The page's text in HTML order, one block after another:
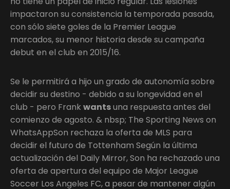
impactaron su consistencia la temporada pasada,
con sólo siete goles de la Premier League
marcados, su menor historia desde su campaña
debut en el club en 2015/16.
Se le permitirá a hijo un grado de autonomía sobre
decidir su destino - debido a su longevidad en el
club - pero Frank wantsuna respuesta antes del
comienzo de agosto. & nbsp; The Sporting News on
WhatsAppSon rechaza la oferta de MLS para
decidir el futuro de Tottenham Según la última
actualización del Daily Mirror, Son ha rechazado una
oferta de apertura del equipo de Major League
Soccer Los Angeles FC, a pesar de mantener algún